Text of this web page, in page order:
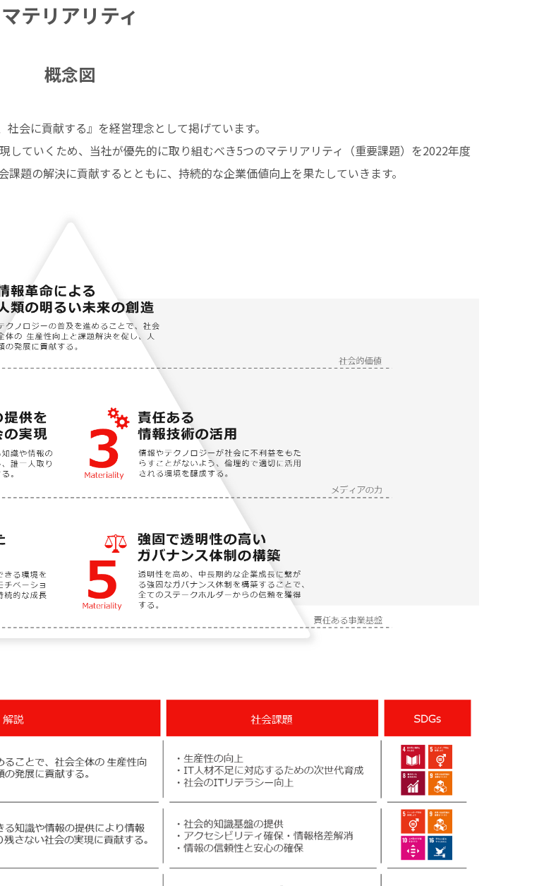
マテリアリティ
概念図
会に貢献する』を経営理念として掲げています。
ていくため、当社が優先的に取り組むべき5つのマテリアリティ（重要課題）を2022年度
題の解決に貢献するとともに、持続的な企業価値向上を果たしていきます。